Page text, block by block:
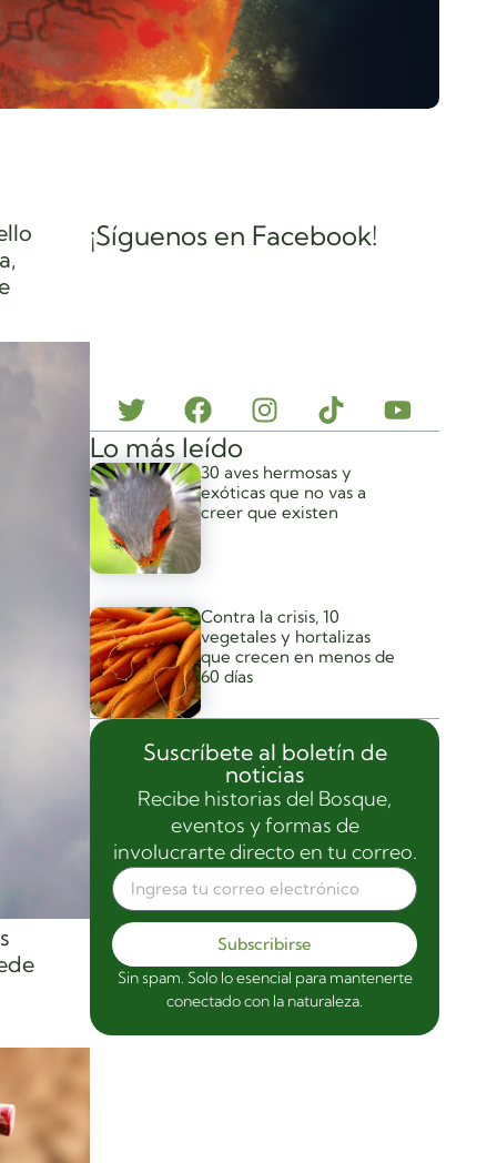
¡Síguenos en Facebook!
Lo más leído
30 aves hermosas y
exóticas que no vas a
creer que existen
Contra la crisis, 10
vegetales y hortalizas
que crecen en menos de
60 días
Suscríbete al boletín de
noticias
Recibe historias del Bosque,
eventos y formas de
involucrarte directo en tu correo.
Subscribirse
Sin spam. Solo lo esencial para mantenerte
conectado con la naturaleza.